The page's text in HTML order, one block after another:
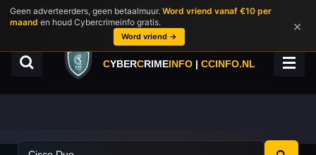
Geen adverteerders, geen betaalmuur. Word vriend vanaf €10 per
maand en houd Cybercrimeinfo gratis.
Word vriend →
×
Ga
direct
hoofdinhoud
CYBERCRIMEINFO | CCINFO.NL